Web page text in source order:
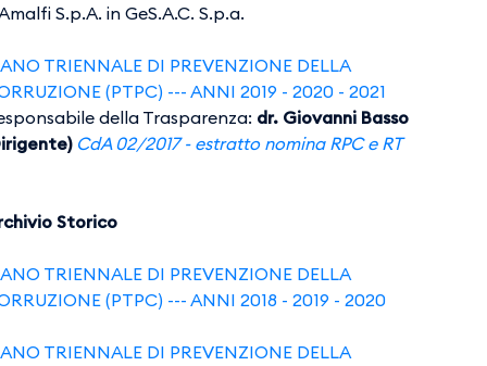
S.p.A. in GeS.A.C. S.p.a.
TRIENNALE DI PREVENZIONE DELLA
(PTPC) --- ANNI 2019 - 2020 - 2021
della Trasparenza: dr. Giovanni Basso
CdA 02/2017 - estratto nomina RPC e RT​​​​​​​
Storico
TRIENNALE DI PREVENZIONE DELLA
(PTPC) --- ANNI 2018 - 2019 - 2020
TRIENNALE DI PREVENZIONE DELLA